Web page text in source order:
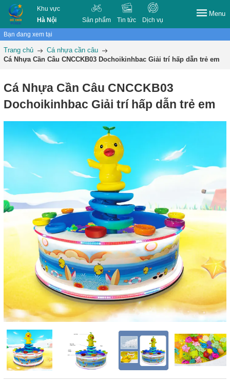
Khu vực
Hà Nội
Sản phẩm Tin tức Dịch vụ
Menu
Bạn đang xem tại
Trang chủ
Cá nhựa cần câu
Cá Nhựa Cần Câu CNCCKB03 Dochoikinhbac Giải trí hấp dẫn trẻ em
Cá Nhựa Cần Câu CNCCKB03
Dochoikinhbac Giải trí hấp dẫn trẻ em